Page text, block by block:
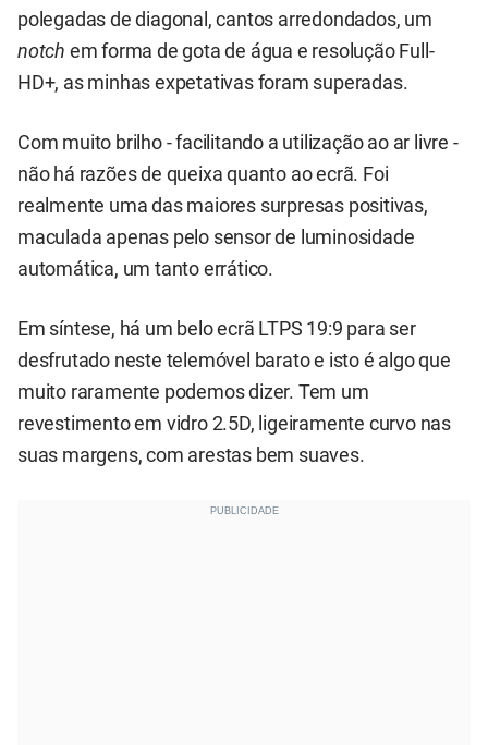
polegadas de diagonal, cantos arredondados, um
notch em forma de gota de água e resolução Full-
HD+, as minhas expetativas foram superadas.
Com muito brilho - facilitando a utilização ao ar livre -
não há razões de queixa quanto ao ecrã. Foi
realmente uma das maiores surpresas positivas,
maculada apenas pelo sensor de luminosidade
automática, um tanto errático.
Em síntese, há um belo ecrã LTPS 19:9 para ser
desfrutado neste telemóvel barato e isto é algo que
muito raramente podemos dizer. Tem um
revestimento em vidro 2.5D, ligeiramente curvo nas
suas margens, com arestas bem suaves.